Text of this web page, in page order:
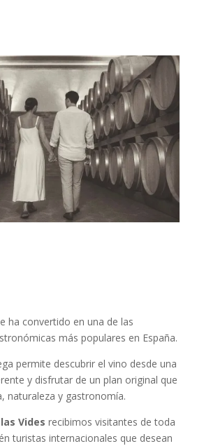
ha convertido en una de las
más populares en España.
permite descubrir el vino desde una
y disfrutar de un plan original que
naturaleza y gastronomía.
Vides recibimos visitantes de toda
turistas internacionales que desean